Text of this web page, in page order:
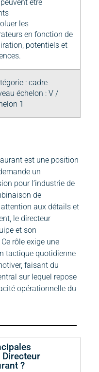
être
les
en fonction de
potentiels et
: cadre
échelon : V /
1
est une position
un
pour l’industrie de
de
aux détails et
le directeur
et son
rôle exige une
tactique quotidienne
faisant du
sur lequel repose
opérationnelle du
?